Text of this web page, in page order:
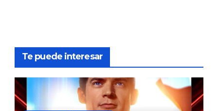
Te puede interesar